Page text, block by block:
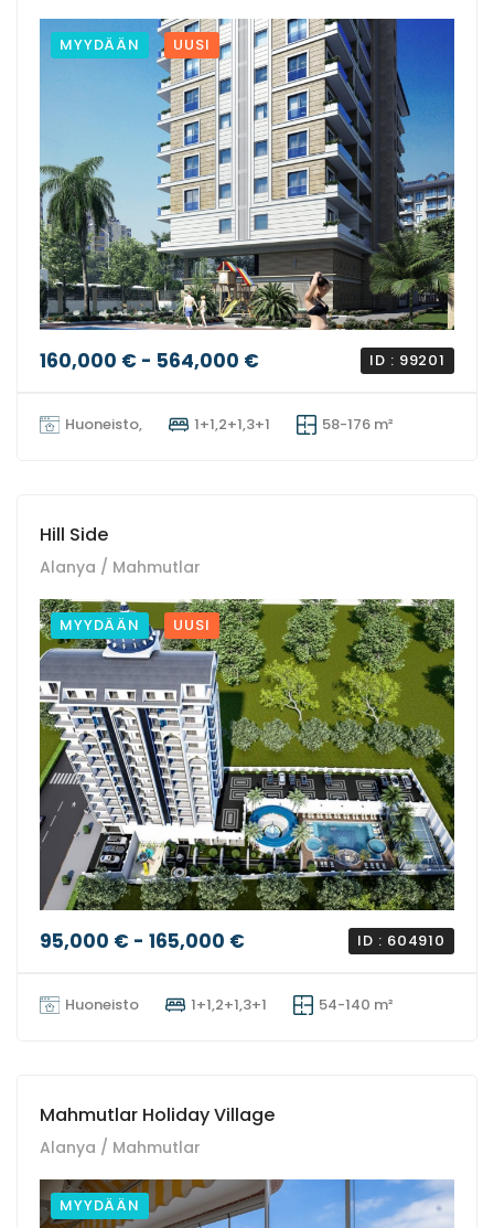
MYYDÄÄN UUSI
160,000 € - 564,000 € ID : 99201
Huoneisto, 1+1,2+1,3+1 58-176 m²
Hill Side
Alanya / Mahmutlar
MYYDÄÄN UUSI
95,000 € - 165,000 € ID : 604910
Huoneisto 1+1,2+1,3+1 54-140 m²
Mahmutlar Holiday Village
Alanya / Mahmutlar
MYYDÄÄN